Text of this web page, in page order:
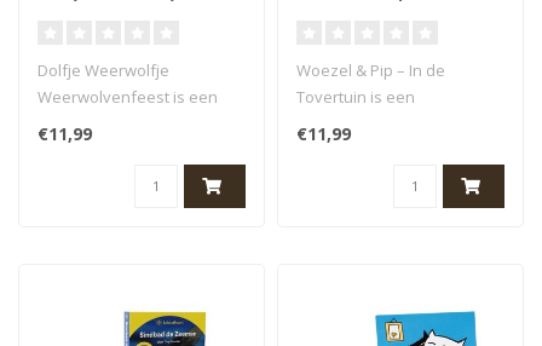
Dolfje Weerwolfje
Weerwolvenfeest is een
spannend luisterboek voor
kinderen met ..
€11,99
Woezel & Pip – In de
Tovertuin is een
luisterverhaal voor
kinderen van 3 jaar ..
€11,99